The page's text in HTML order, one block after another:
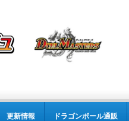
更新情報 ドラゴンボール通販